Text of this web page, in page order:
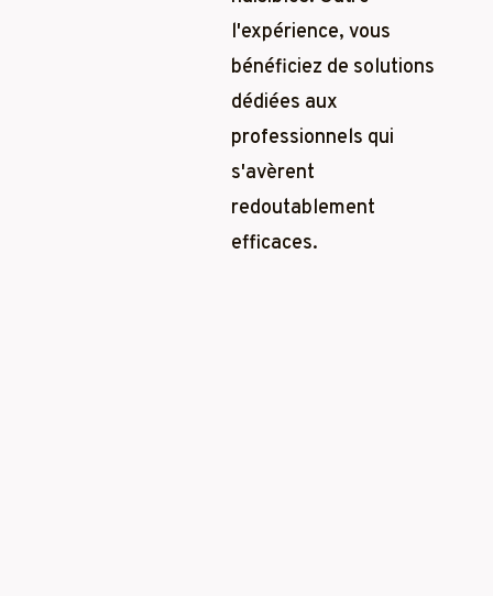
l'expérience, vous
bénéficiez de solutions
dédiées aux
professionnels qui
s'avèrent
redoutablement
efficaces.